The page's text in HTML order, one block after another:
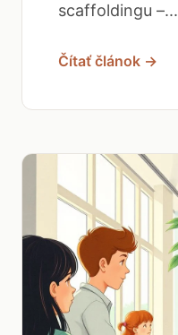
scaffoldingu –...
Čítať článok →